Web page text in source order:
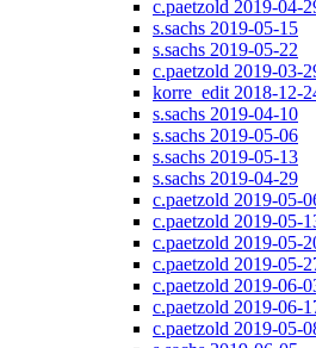
c.paetzold 2019-04-
s.sachs 2019-05-15
s.sachs 2019-05-22
c.paetzold 2019-03-
korre_edit 2018-12-
s.sachs 2019-04-10
s.sachs 2019-05-06
s.sachs 2019-05-13
s.sachs 2019-04-29
c.paetzold 2019-05-
c.paetzold 2019-05-
c.paetzold 2019-05-
c.paetzold 2019-05-
c.paetzold 2019-06-
c.paetzold 2019-06-
c.paetzold 2019-05-